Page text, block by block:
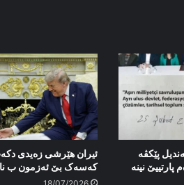
پێکڤە
نینە
ئیران هێرشی زەیدی
کەسەک بێ ئەزمون ب